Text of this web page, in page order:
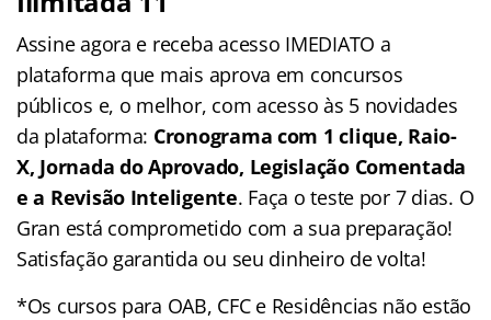
Assine agora e receba acesso IMEDIATO a
plataforma que mais aprova em concursos
públicos e, o melhor, com acesso às 5 novidades
da plataforma: Cronograma com 1 clique, Raio-
X, Jornada do Aprovado, Legislação Comentada
e a Revisão Inteligente. Faça o teste por 7 dias. O
Gran está comprometido com a sua preparação!
Satisfação garantida ou seu dinheiro de volta!
*Os cursos para OAB, CFC e Residências não estão